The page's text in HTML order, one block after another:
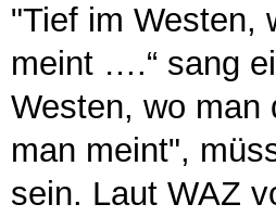
"Tief im Westen,
meint ….“ sang
Westen, wo man
man meint",
sein. Laut WAZ